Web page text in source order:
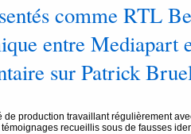
comme RTL
entre Mediapart
sur Patrick
de production travaillant régulièrement
recueillis sous de fausses